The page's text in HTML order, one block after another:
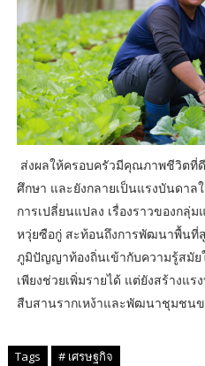
ส่งผลให้ครอบครัวมีคุณภาพชีวิตที่
ศึกษา และยังกลายเป็นแรงบันดา
การเปลี่ยนแปลง เรื่องราวของกลุ่
หวุ่ยซือกู่ สะท้อนถึงการพัฒนาพื้นที่
ภูมิปัญญาท้องถิ่นเข้ากับความรู้สมั
เพียงช่วยเพิ่มรายได้ แต่ยังสร้างแ
สืบสานรากเหง้าและพัฒนาชุมชนข
Tags # เศรษฐกิจ